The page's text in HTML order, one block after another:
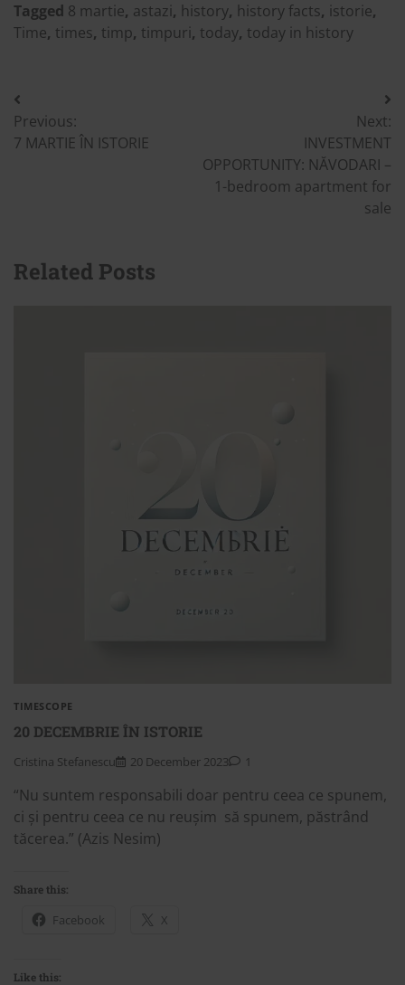
Tagged 8 martie, astazi , history, history facts, istorie,
Time, times, timp, timpuri , today, today in history
Post
navigation
Previous:
7 MARTIE ÎN ISTORIE
Next:
INVESTMENT
OPPORTUNITY: NĂVODARI –
1-bedroom apartment for
sale
Related Posts
TIMESCOPE
20 DECEMBRIE ÎN ISTORIE
Cristina Stefanescu 20 December 2023 1
“Nu suntem responsabili doar pentru ceea ce spunem,
ci și pentru ceea ce nu reușim să spunem, păstrând
tăcerea.” (Azis Nesim)
Share this:
Facebook X
Like this: